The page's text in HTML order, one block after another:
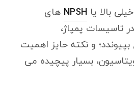
بالا یا NPSH های
تاسیسات پمپاژ،
و نکته حایز اهمیت
بسیار پیچیده می